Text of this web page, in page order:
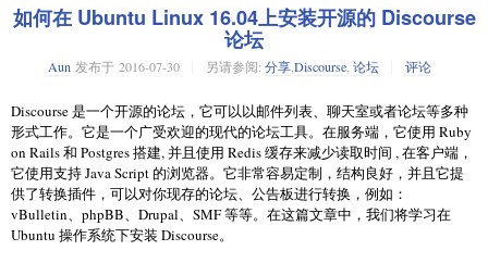
现在我将向你展示如何安装以及使用过程的一些具体细节。
在 Linux 上安装 JStock
因为 JStock 使用Java编写，所以必须安装 JRE才能让它运行起来。小提
示，JStock 需要 JRE1.7 或更高版本。如你的 JRE 版本不能满足这个需求，
JStock 将会运行失败然后出现下面的报错。
在你的 Linux 上安装好了 JRE 之后，从其官网下载最新的发布的 JStock，
基于 Arch Linux 的 Parabola GNU/Linux-libre 2016.07.27 ISO 镜像发布。这
一最新版本中涵盖了所有最近的安全更新以及最新版本的软件。有 Main ，
MATE 和 TalkingParabola这三个版本，可以支持32位和64位机。在该发布
版本中，将LightDM作为默认的显示管理器，实现了对Home目录更好的读
写控制权限。一部分wheel组用户默认拥有sudo权限可以执行任何命令。
图文摘要
如何在 Ubuntu Linux 16.04上安装开源的 Discourse
论坛
Aun 发布于 2016-07-30 另请参阅: 分享Discourse 论坛 评论
Discourse 是一个开源的论坛，它可以以邮件列表、聊天室或者论坛等多种
形式工作。它是一个广受欢迎的现代的论坛工具。在服务端，它使用 Ruby
on Rails 和 Postgres 搭建, 并且使用 Redis 缓存来减少读取时间 , 在客户端，
它使用支持 Java Script 的浏览器。它非常容易定制，结构良好，并且它提
供了转换插件，可以对你现存的论坛、公告板进行转换，例如：
vBulletin、phpBB、Drupal、SMF 等等。在这篇文章中，我们将学习在
Ubuntu 操作系统下安装 Discourse。